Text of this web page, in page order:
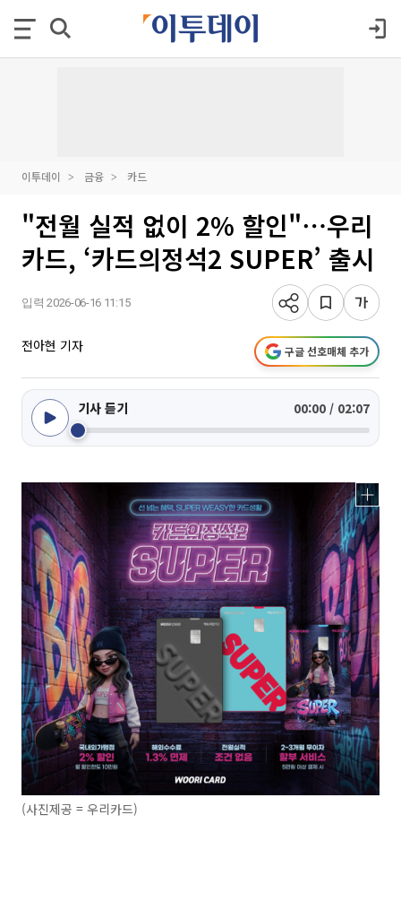
이투데이 금융 카드
"전월 실적 없이 2% 할인"⋯우리
카드, ‘카드의정석2 SUPER’ 출시
입력 2026-06-16 11:15
전아현 기자 구글 선호매체 추가
기사 듣기 00:00 / 02:07
(사진제공 = 우리카드)